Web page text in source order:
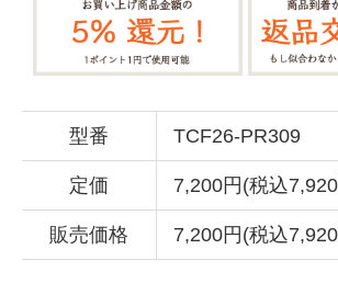
型番 TCF26-PR309
定価 7,200円(税込
販売価格 7,200円(税込